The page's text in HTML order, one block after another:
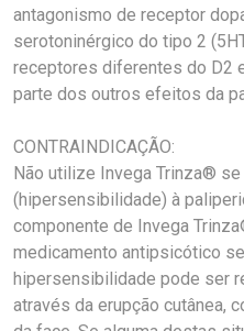
antagonismo de receptor
serotoninérgico do tipo 2
receptores diferentes do D2
parte dos outros efeitos da
CONTRAINDICAÇÃO:
Não utilize Invega Trinza®
(hipersensibilidade) à
componente de Invega
medicamento antipsicótico
hipersensibilidade pode ser
através da erupção cutânea,